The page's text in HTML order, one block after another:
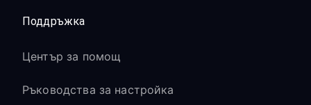
Поддръжка
Център за помощ
Ръководства за настройка